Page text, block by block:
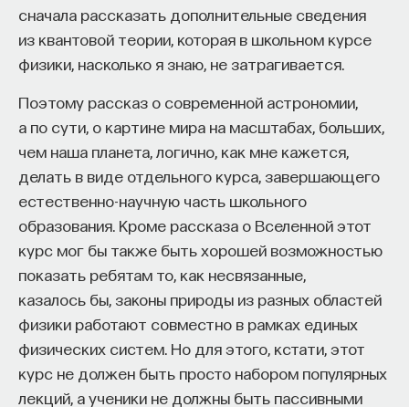
сначала рассказать дополнительные сведения
из квантовой теории, которая в школьном курсе
физики, насколько я знаю, не затрагивается.
Поэтому рассказ о современной астрономии,
а по сути, о картине мира на масштабах, больших,
чем наша планета, логично, как мне кажется,
делать в виде отдельного курса, завершающего
естественно-научную часть школьного
образования. Кроме рассказа о Вселенной этот
курс мог бы также быть хорошей возможностью
показать ребятам то, как несвязанные,
казалось бы, законы природы из разных областей
физики работают совместно в рамках единых
физических систем. Но для этого, кстати, этот
курс не должен быть просто набором популярных
лекций, а ученики не должны быть пассивными
«Мыслить как учёный» — подкаст основателя
ПостНауки Ивара Максутова о людях, которые
с исследователями, предпринимателями,
инвесторами и изобретателями. За десятки
эпизодов Ивар обсудил большие языковые
данные в фармацевтике с Ириной Ефименко,
агротехнологии с Михаилом Тавером и много
других тем — от коучинга до фармакогенетики.
В будущих выпусках их список будет только
расширяться — слушайте подкаст наYouTube
Яндекс Музыке,Apple Podcasts,VKиSpotify.
6/30/2026